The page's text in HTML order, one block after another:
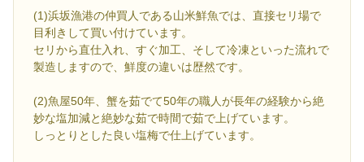
(1)浜坂漁港の仲買人である山米鮮魚では、直接セリ場で
目利きして買い付けています。
セリから直仕入れ、すぐ加工、そして冷凍といった流れで
製造しますので、鮮度の違いは歴然です。
(2)魚屋50年、蟹を茹でて50年の職人が長年の経験から絶
妙な塩加減と絶妙な茹で時間で茹で上げています。
しっとりとした良い塩梅で仕上げています。